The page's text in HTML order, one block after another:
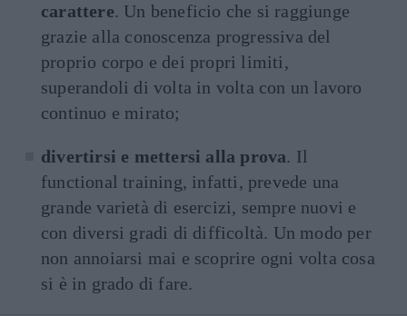
carattere. Un beneficio che si raggiunge
grazie alla conoscenza progressiva del
proprio corpo e dei propri limiti,
superandoli di volta in volta con un lavoro
continuo e mirato;
divertirsi e mettersi alla prova. Il
functional training, infatti, prevede una
grande varietà di esercizi, sempre nuovi e
con diversi gradi di difficoltà. Un modo per
non annoiarsi mai e scoprire ogni volta cosa
si è in grado di fare.